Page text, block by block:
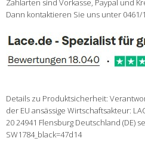
Zahlarten sind Vorkasse, Paypal und
Dann kontaktieren Sie uns unter 0461/
Details zu Produktsicherheit:
der EU ansässige Wirtschaftsakteur:
20 24941 Flensburg Deutschland (DE)
SW1784_black=47d14